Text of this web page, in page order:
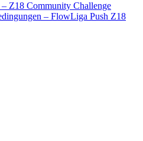
Z18 Community Challenge
– FlowLiga Push Z18